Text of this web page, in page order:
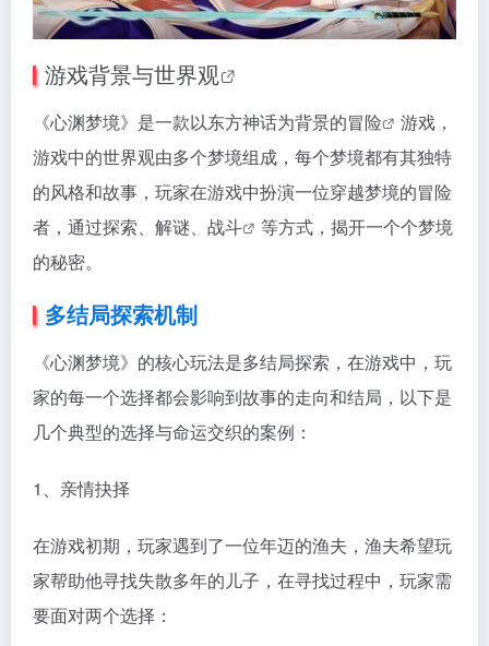
游戏背景与世界观
《心渊梦境》是一款以东方神话为背景的冒险
游戏，
游戏中的世界观由多个梦境组成，每个梦境都有其独特
的风格和故事，玩家在游戏中扮演一位穿越梦境的冒险
者，通过探索、解谜、 战斗
等方式，揭开一个个梦境
的秘密。
多结局探索机制
《心渊梦境》的核心玩法是多结局探索，在游戏中，玩
家的每一个选择都会影响到故事的走向和结局，以下是
几个典型的选择与命运交织的案例：
1、亲情抉择
在游戏初期，玩家遇到了一位年迈的渔夫，渔夫希望玩
家帮助他寻找失散多年的儿子，在寻找过程中，玩家需
要面对两个选择：